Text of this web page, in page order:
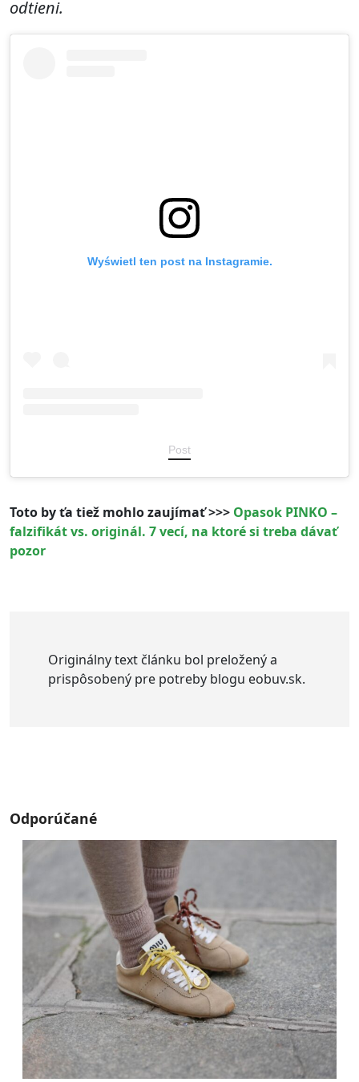
odtieni.
Wyświetl ten post na Instagramie.
Post
Toto by ťa tiež mohlo zaujímať >>> Opasok PINKO –
falzifikát vs. originál. 7 vecí, na ktoré si treba dávať
pozor
Originálny text článku bol preložený a
prispôsobený pre potreby blogu eobuv.sk.
Odporúčané